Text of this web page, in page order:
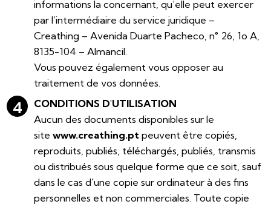
informations la concernant, qu’elle peut exercer
par l’intermédiaire du service juridique –
Creathing – Avenida Duarte Pacheco, n° 26, 1o A,
8135-104 – Almancil.
Vous pouvez également vous opposer au
traitement de vos données.
CONDITIONS D'UTILISATION
Aucun des documents disponibles sur le
site www.creathing.pt peuvent être copiés,
reproduits, publiés, téléchargés, publiés, transmis
ou distribués sous quelque forme que ce soit, sauf
dans le cas d'une copie sur ordinateur à des fins
personnelles et non commerciales. Toute copie